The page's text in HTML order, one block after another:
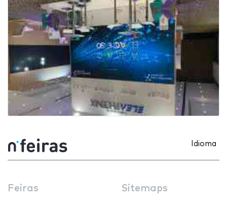
Idioma
Feiras Sitemaps